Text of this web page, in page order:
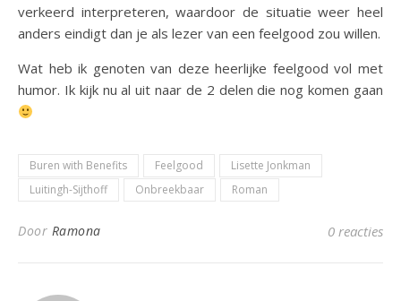
verkeerd interpreteren, waardoor de situatie weer heel
anders eindigt dan je als lezer van een feelgood zou willen.
Wat heb ik genoten van deze heerlijke feelgood vol met
humor. Ik kijk nu al uit naar de 2 delen die nog komen gaan
Buren with Benefits Feelgood
Lisette Jonkman
Luitingh-Sijthoff
Onbreekbaar Roman
Door Ramona 0 reacties